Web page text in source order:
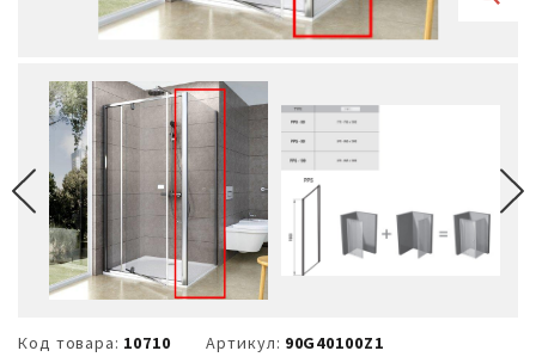
Код товара: 10710 Артикул: 90G40100Z1